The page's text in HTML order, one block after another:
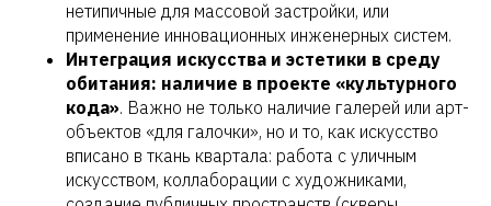
нетипичные для массовой застройки, или
применение инновационных инженерных систем.
Интеграция искусства и эстетики в среду
обитания: наличие в проекте «культурного
кода». Важно не только наличие галерей или арт-
объектов «для галочки», но и то, как искусство
вписано в ткань квартала: работа с уличным
искусством, коллаборации с художниками,